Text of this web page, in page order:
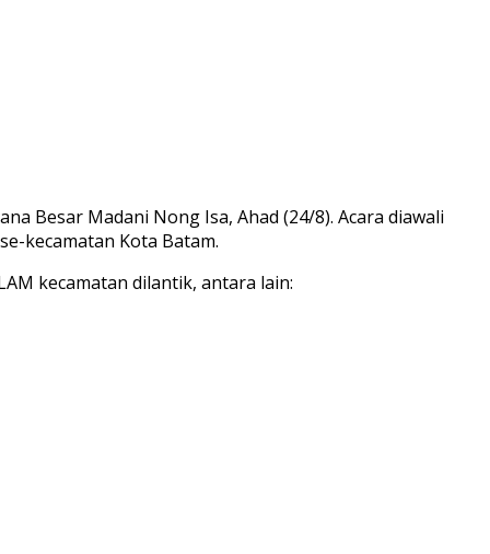
Besar Madani Nong Isa, Ahad (24/8). Acara diawali
kecamatan Kota Batam.
kecamatan dilantik, antara lain: